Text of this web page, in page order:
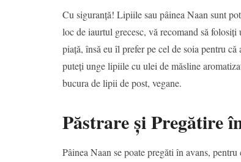
Cu siguranță! Lipiile sau pâinea Naan sunt
loc de iaurtul grecesc, vă recomand să
piață, însă eu îl prefer pe cel de soia pentru
puteți unge lipiile cu ulei de măsline
bucura de lipii de post, vegane.
Păstrare și Pregătire
Pâinea Naan se poate pregăti în avans,